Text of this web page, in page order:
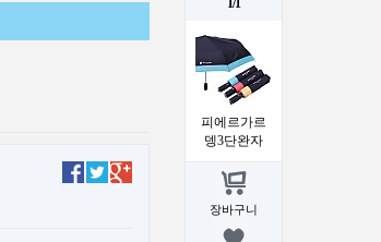
1/1
피에르가르
뎅3단완자
장바구니